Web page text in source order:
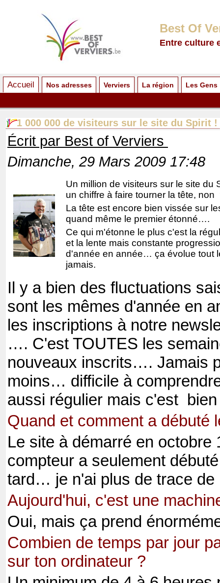
Best Of
Entre culture
Accueil Nos adresses Verviers La région Les Gens
1 000 000 de visiteurs sur le site du Spirit !
Écrit par Best of Verviers
Dimanche, 29 Mars 2009 17:48
Un million de visiteurs sur le site du
un chiffre à faire tourner la tête, non
La tête est encore bien vissée sur
quand même le premier étonné….
Ce qui m'étonne le plus c'est la
et la lente mais constante
d'année en année… ça évolue tout
jamais.
Il y a bien des fluctuations
sont les mêmes d'année en
les inscriptions à notre
…. C'est TOUTES les
nouveaux inscrits…. Jamais
moins… difficile à
aussi régulier mais c'est
Quand et comment a débuté
Le site à démarré en
compteur a seulement
tard… je n'ai plus de trace de
Aujourd'hui, c'est une
Oui, mais ça prend
Combien de temps par jour
sur ton ordinateur ?